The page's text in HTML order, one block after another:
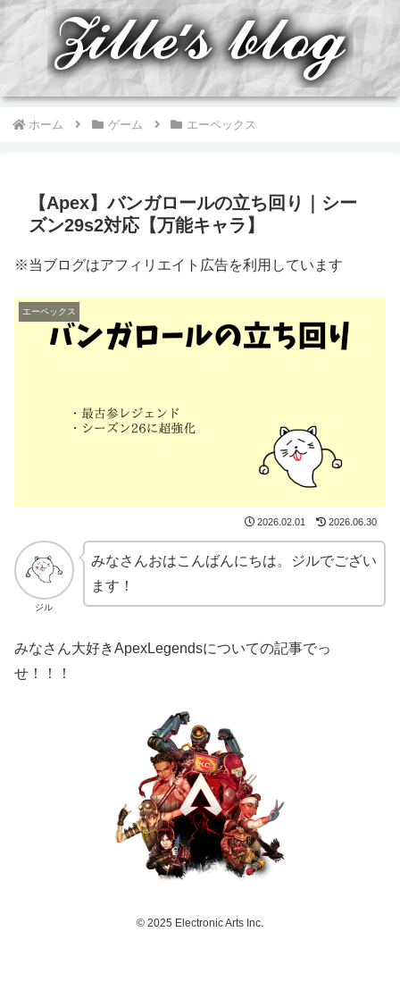
ホーム ゲーム エーペックス
【Apex】バンガロールの立ち回り｜シー
ズン29s2対応【万能キャラ】
※当ブログはアフィリエイト広告を利用しています
エーペックス
2026.02.01 2026.06.30
ジル
みなさんおはこんばんにちは。ジルでござい
ます！
みなさん大好きApexLegendsについての記事でっ
せ！！！
© 2025 Electronic Arts Inc.